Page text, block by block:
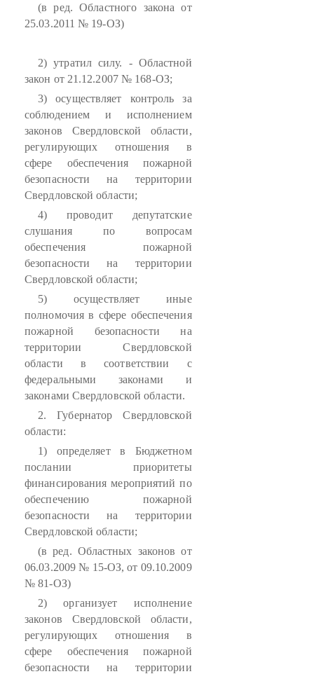
(в ред. Областного закона от
25.03.2011 № 19-ОЗ)
2) утратил силу. - Областной
закон от 21.12.2007 № 168-ОЗ;
3) осуществляет контроль за
соблюдением и исполнением
законов Свердловской области,
регулирующих отношения в
сфере обеспечения пожарной
безопасности на территории
Свердловской области;
4) проводит депутатские
слушания по вопросам
обеспечения пожарной
безопасности на территории
Свердловской области;
5) осуществляет иные
полномочия в сфере обеспечения
пожарной безопасности на
территории Свердловской
области в соответствии с
федеральными законами и
законами Свердловской области.
2. Губернатор Свердловской
области:
1) определяет в Бюджетном
послании приоритеты
финансирования мероприятий по
обеспечению пожарной
безопасности на территории
Свердловской области;
(в ред. Областных законов от
06.03.2009 № 15-ОЗ, от 09.10.2009
№ 81-ОЗ)
2) организует исполнение
законов Свердловской области,
регулирующих отношения в
сфере обеспечения пожарной
безопасности на территории